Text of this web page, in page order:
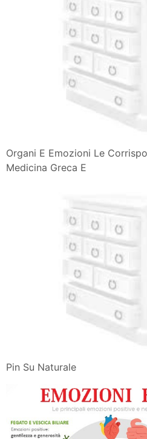
Organi E Emozioni Le
Medicina Greca E
Pin Su Naturale